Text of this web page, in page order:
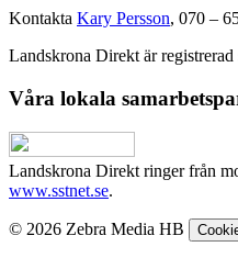
Kontakta Kary Persson, 070 –
Landskrona Direkt är
Våra lokala
Landskrona Direkt ringer från
www.sstnet.se.
© 2026 Zebra Media HB